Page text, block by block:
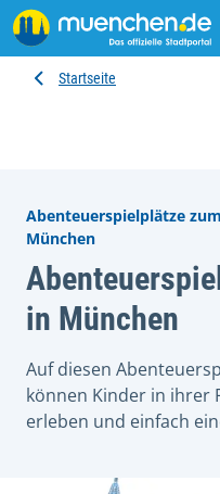
Startseite
Abenteuerspielplätze
München
in München
Auf diesen
können Kinder in ihrer
erleben und einfach